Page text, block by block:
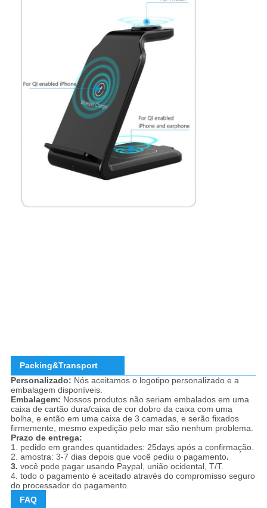
Packing&Transport
Personalizado: Nós aceitamos o logotipo personalizado e a
embalagem disponíveis.
Embalagem: Nossos produtos não seriam embalados em uma
caixa de cartão dura/caixa de cor dobro da caixa com uma
bolha, e então em uma caixa de 3 camadas, e serão fixados
firmemente, mesmo expedição pelo mar são nenhum problema.
Prazo de entrega:
1. pedido em grandes quantidades: 25days após a confirmação.
2. amostra: 3-7 dias depois que você pediu o pagamento.
3. você pode pagar usando Paypal, união ocidental, T/T.
4. todo o pagamento é aceitado através do compromisso seguro
do processador do pagamento.
FAQ